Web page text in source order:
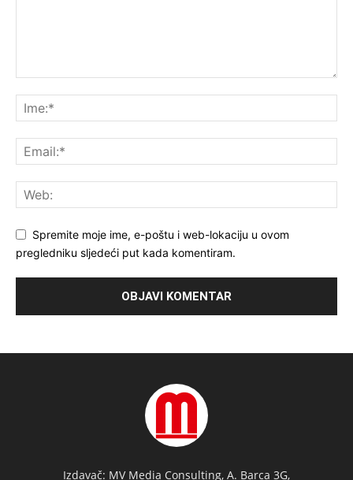
Spremite moje ime, e-poštu i web-lokaciju u ovom
pregledniku sljedeći put kada komentiram.
Izdavač: MV Media Consulting, A. Barca 3G,